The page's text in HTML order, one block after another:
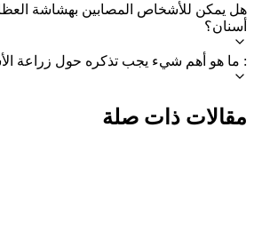
هل يمكن للأشخاص المصابين بهشاشة
أسنان؟
: ما هو أهم شيء يجب تذكره حول زراعة
مقالات ذات صلة